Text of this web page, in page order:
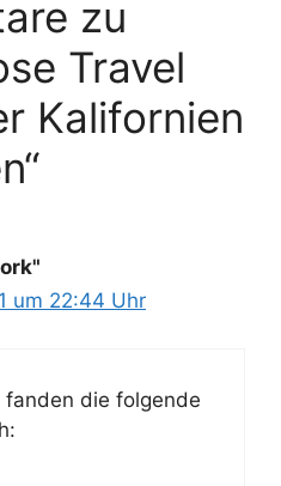
zu
Travel
Kalifornien
um 22:44 Uhr
fanden die folgende